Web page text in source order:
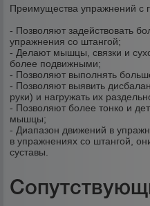
Преимущества упражнений с
- Позволяют задействовать
упражнения со штангой;
- Делают мышцы, связки и
более подвижными;
- Позволяют выполнять
- Позволяют выявить
руки) и нагружать их
- Позволяют более тонко и
мышцы;
- Диапазон движений в
в упражнениях со штангой,
суставы.